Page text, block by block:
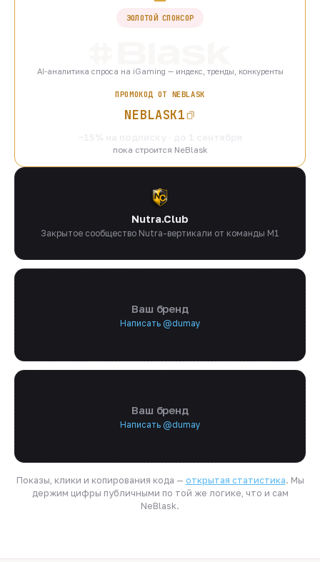
ЗОЛОТОЙ СПОНСОР
AI-аналитика спроса на iGaming — индекс, тренды, конкуренты
ПРОМОКОД ОТ NEBLASK
NEBLASK1
пока строится NeBlask
Nutra.Club
Закрытое сообщество Nutra-вертикали от команды M1
Ваш бренд
Написать @dumay
Ваш бренд
Написать @dumay
Показы, клики и копирования кода — открытая статистика. Мы
держим цифры публичными по той же логике, что и сам
NeBlask.